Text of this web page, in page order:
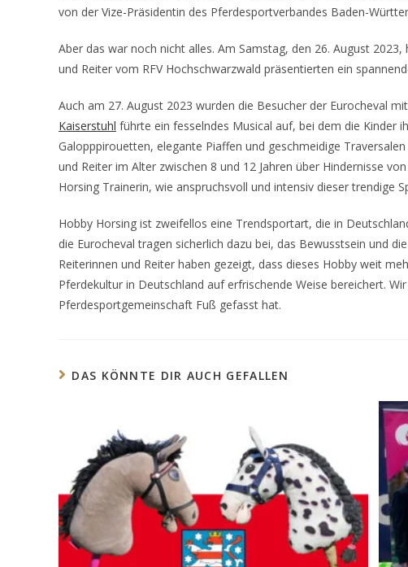
von der Vize-Präsidentin des Pferdesportverbandes Baden-
Aber das war noch nicht alles. Am Samstag, den 26. August
und Reiter vom RFV Hochschwarzwald präsentierten ein
Auch am 27. August 2023 wurden die Besucher der Eurocheval
Kaiserstuhl führte ein fesselndes Musical auf, bei dem die Kinder
Galopppirouetten, elegante Piaffen und geschmeidige
und Reiter im Alter zwischen 8 und 12 Jahren über Hindernisse
Horsing Trainerin, wie anspruchsvoll und intensiv dieser trendige
Hobby Horsing ist zweifellos eine Trendsportart, die in
die Eurocheval tragen sicherlich dazu bei, das Bewusstsein und
Reiterinnen und Reiter haben gezeigt, dass dieses Hobby weit
Pferdekultur in Deutschland auf erfrischende Weise bereichert.
Pferdesportgemeinschaft Fuß gefasst hat.
DAS KÖNNTE DIR AUCH GEFALLEN